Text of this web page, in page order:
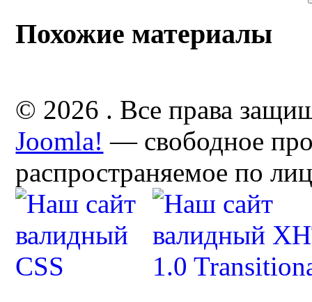
Похожие материалы
© 2026 . Все права
Joomla! — свободное
распространяемое по